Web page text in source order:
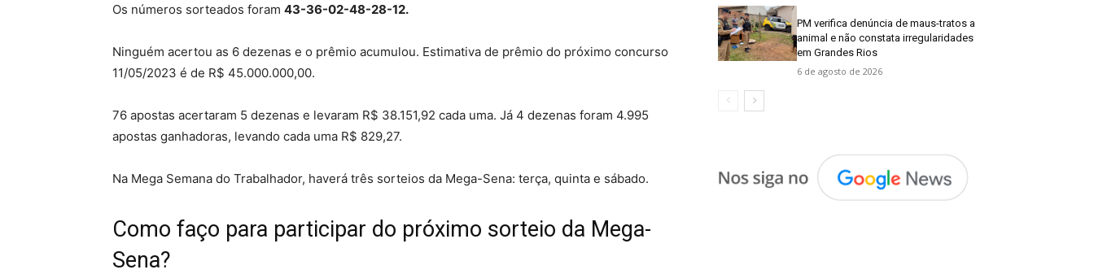
Os números sorteados foram 43-36-02-48-28-12.
Ninguém acertou as 6 dezenas e o prêmio acumulou. Estimativa de prêmio do próximo concurso
11/05/2023 é de R$ 45.000.000,00.
76 apostas acertaram 5 dezenas e levaram R$ 38.151,92 cada uma. Já 4 dezenas foram 4.995
apostas ganhadoras, levando cada uma R$ 829,27.
Na Mega Semana do Trabalhador, haverá três sorteios da Mega-Sena: terça, quinta e sábado.
Como faço para participar do próximo sorteio da Mega-
Sena?
PM verifica denúncia de maus-tratos a
animal e não constata irregularidades
em Grandes Rios
6 de agosto de 2026